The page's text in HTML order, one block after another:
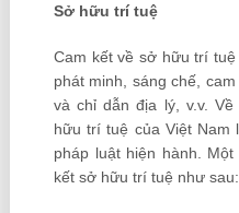
Sở hữu trí tuệ
Cam kết về sở hữu trí
phát minh, sáng chế,
và chỉ dẫn địa lý, v.v.
hữu trí tuệ của Việt Nam
pháp luật hiện hành.
kết sở hữu trí tuệ như sau: